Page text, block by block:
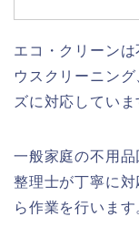
エコ・クリーン
ウスクリーニン
ズに対応していま
一般家庭の不用
整理士が丁寧に
ら作業を行います